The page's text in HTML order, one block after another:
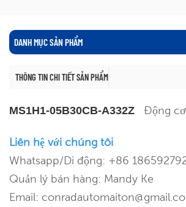
DANH MỤC SẢN PHẨM
THÔNG TIN CHI TIẾT SẢN PHẨM
MS1H1-05B30CB-A332Z Động
Liên hệ với chúng tôi
Whatsapp/Di động: +86
Quản lý bán hàng: Mandy Ke
Email: